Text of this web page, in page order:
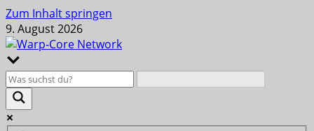
Zum Inhalt springen
9. August 2026